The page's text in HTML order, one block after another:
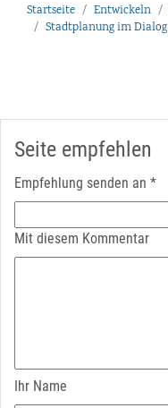
Startseite Entwickeln
Stadtplanung im Dialog
Seite empfehlen
Empfehlung senden an *
Mit diesem Kommentar
Ihr Name